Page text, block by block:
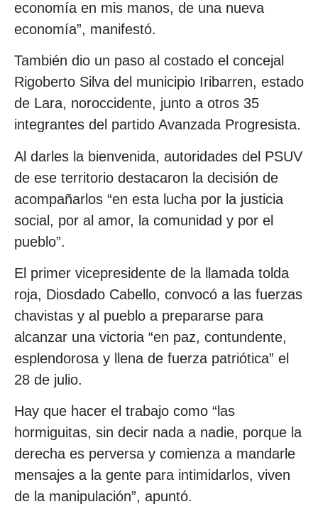
economía en mis manos, de una nueva
economía”, manifestó.
También dio un paso al costado el concejal
Rigoberto Silva del municipio Iribarren, estado
de Lara, noroccidente, junto a otros 35
integrantes del partido Avanzada Progresista.
Al darles la bienvenida, autoridades del PSUV
de ese territorio destacaron la decisión de
acompañarlos “en esta lucha por la justicia
social, por al amor, la comunidad y por el
pueblo”.
El primer vicepresidente de la llamada tolda
roja, Diosdado Cabello, convocó a las fuerzas
chavistas y al pueblo a prepararse para
alcanzar una victoria “en paz, contundente,
esplendorosa y llena de fuerza patriótica” el
28 de julio.
Hay que hacer el trabajo como “las
hormiguitas, sin decir nada a nadie, porque la
derecha es perversa y comienza a mandarle
mensajes a la gente para intimidarlos, viven
de la manipulación”, apuntó.